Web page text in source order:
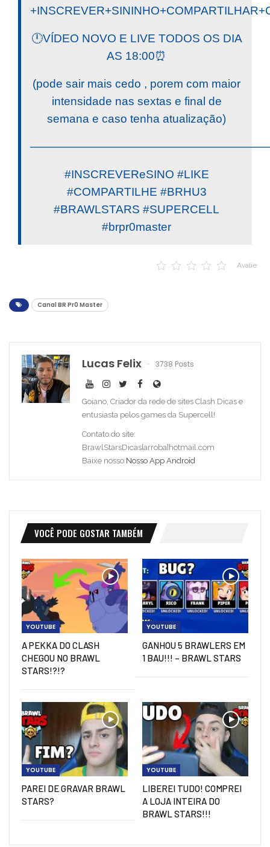
🕛VÍDEO NOVO E LIVE TODOS OS DIA
AS 18:00⏰
(pode sair mais cedo , porem com maior
intensidade nas sextas e final de
semana e caso tenha atualização)
#INSCREVEReSINO #LIKE
#COMPARTILHE #BRHU3
#BRAWLSTARS #SUPERCELL
#brpr0master
Avalie
Canal BR Pr0 Master
Lucas Felix 3738 Posts
Goiano, Criador da rede de sites Clash Dicas e
entusiasta pelos games da Supercell!
Contato do site:
BrawlStarsDicas[arroba]hotmail.com
Baixe nosso Nosso App Android
VOCÊ PODE GOSTAR TAMBÉM
YOUTUBE
A PEKKA DO CLASH
CHEGOU NO BRAWL
STARS!?!?
YOUTUBE
GANHOU 5 BRAWLERS EM
1 BAU!!! – BRAWL STARS
YOUTUBE
PAREI DE GRAVAR BRAWL
STARS?
YOUTUBE
LIBEREI TUDO! COMPREI
A LOJA INTEIRA DO
BRAWL STARS!!!